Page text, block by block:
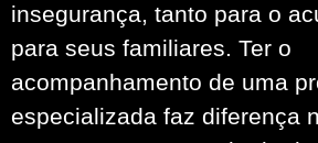
insegurança, tanto para o
para seus familiares. Ter o
acompanhamento de uma
especializada faz diferença